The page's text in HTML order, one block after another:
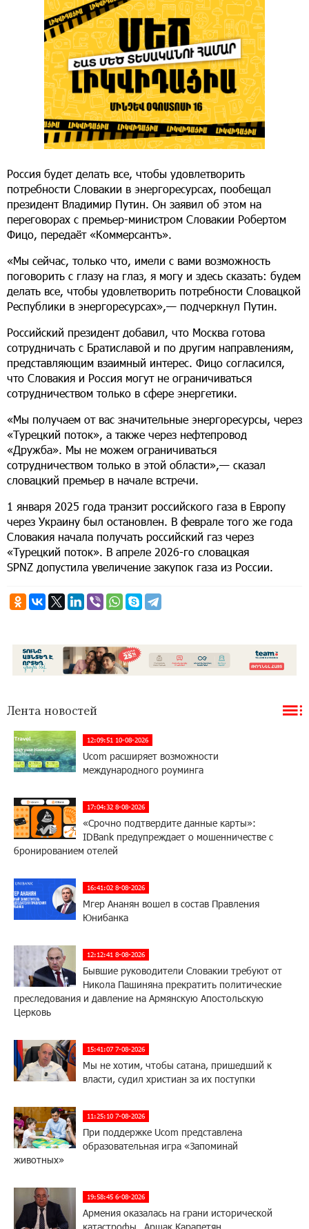
Россия будет делать все, чтобы удовлетворить
потребности Словакии в энергоресурсах, пообещал
президент Владимир Путин. Он заявил об этом на
переговорах с премьер-министром Словакии Робертом
Фицо, передаёт «Коммерсантъ».
«Мы сейчас, только что, имели с вами возможность
поговорить с глазу на глаз, я могу и здесь сказать: будем
делать все, чтобы удовлетворить потребности Словацкой
Республики в энергоресурсах»,— подчеркнул Путин.
Российский президент добавил, что Москва готова
сотрудничать с Братиславой и по другим направлениям,
представляющим взаимный интерес. Фицо согласился,
что Словакия и Россия могут не ограничиваться
сотрудничеством только в сфере энергетики.
«Мы получаем от вас значительные энергоресурсы, через
«Турецкий поток», а также через нефтепровод
«Дружба». Мы не можем ограничиваться
сотрудничеством только в этой области»,— сказал
словацкий премьер в начале встречи.
1 января 2025 года транзит российского газа в Европу
через Украину был остановлен. В феврале того же года
Словакия начала получать российский газ через
«Турецкий поток». В апреле 2026-го словацкая
SPNZ допустила увеличение закупок газа из России.
Лента новостей
12:09:51 10-08-2026
Ucom расширяет возможности
международного роуминга
17:04:32 8-08-2026
«Срочно подтвердите данные карты»:
IDBank предупреждает о мошенничестве с
бронированием отелей
16:41:02 8-08-2026
Мгер Ананян вошел в состав Правления
Юнибанка
12:12:41 8-08-2026
Бывшие руководители Словакии требуют от
Никола Пашиняна прекратить политические
преследования и давление на Армянскую Апостольскую
Церковь
15:41:07 7-08-2026
Мы не хотим, чтобы сатана, пришедший к
власти, судил христиан за их поступки
11:25:10 7-08-2026
При поддержке Ucom представлена
образовательная игра «Запоминай
животных»
19:58:45 6-08-2026
Армения оказалась на грани исторической
катастрофы․ Аршак Карапетян